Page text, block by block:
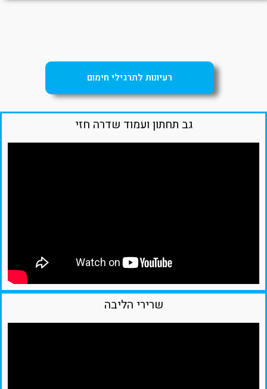
רעיונות לתרגילי חימום
גב תחתון ועמוד שדרה חזי
שרירי הליבה